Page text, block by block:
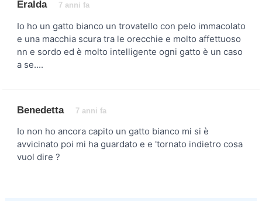
Eralda 7 anni fa
Io ho un gatto bianco un trovatello con pelo immacolato
e una macchia scura tra le orecchie e molto affettuoso
nn e sordo ed è molto intelligente ogni gatto è un caso
a se....
Benedetta 7 anni fa
Io non ho ancora capito un gatto bianco mi si è
avvicinato poi mi ha guardato e e 'tornato indietro cosa
vuol dire ?